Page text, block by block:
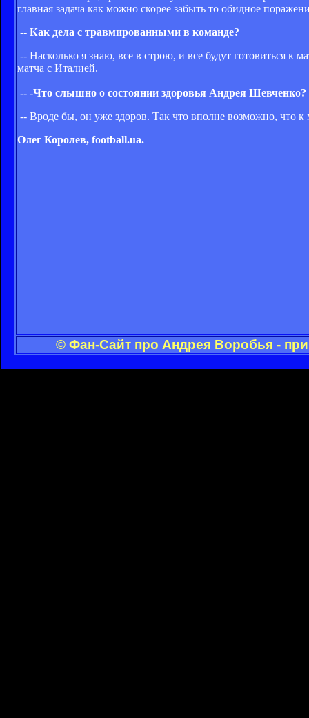
главная задача как можно скорее забыть то обидное
-- Как дела с травмированными в команде?
-- Насколько я знаю, все в строю, и все будут готовиться
матча с Италией.
-- -Что слышно о состоянии здоровья Андрея Шевченко?
-- Вроде бы, он уже здоров. Так что вполне возможно, что
Олег Королев, football.ua.
© Фан-Сайт про Андрея Воробья -